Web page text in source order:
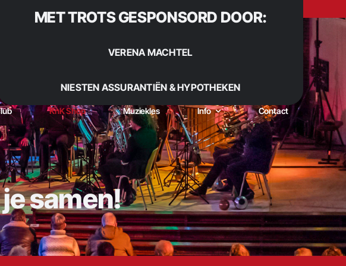
MET TROTS GESPONSORD DOOR:
VERENA MACHTEL
NIESTEN ASSURANTIËN & HYPOTHEKEN
KnK Shop Muziekles Info Contact
samen!
van De Goorn | Sinds 1922